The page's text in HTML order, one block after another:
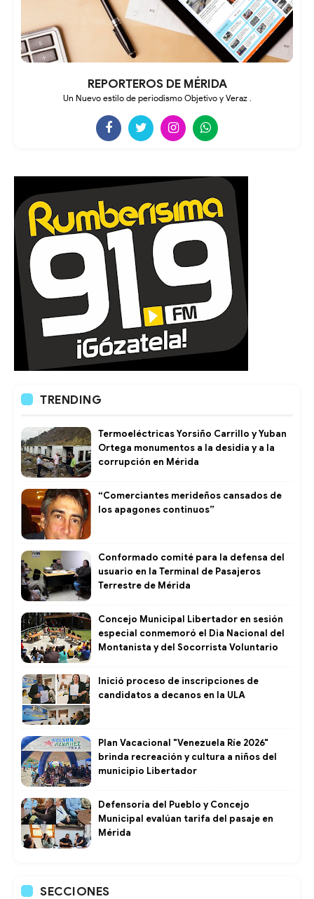
REPORTEROS DE MÉRIDA
Un Nuevo estilo de periodismo Objetivo y Veraz .
TRENDING
Termoeléctricas Yorsiño Carrillo y Yuban
Ortega monumentos a la desidia y a la
corrupción en Mérida
“Comerciantes merideños cansados de
los apagones continuos”
Conformado comité para la defensa del
usuario en la Terminal de Pasajeros
Terrestre de Mérida
Concejo Municipal Libertador en sesión
especial conmemoró el Dia Nacional del
Montanista y del Socorrista Voluntario
Inició proceso de inscripciones de
candidatos a decanos en la ULA
Plan Vacacional "Venezuela Ríe 2026"
brinda recreación y cultura a niños del
municipio Libertador
Defensoría del Pueblo y Concejo
Municipal evalúan tarifa del pasaje en
Mérida
SECCIONES